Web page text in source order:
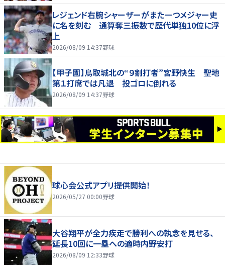
レジェンド右腕シャーザーがまた一つメジャー史
に名を刻む 通算奪三振数で歴代単独10位に浮
上
2026/08/09 14:37野球
【甲子園】鳥取城北の“９割打者”宮野快生 聖地
第１打席では凡退 投ゴロに倒れる
2026/08/09 14:37野球
球心会公式アプリ提供開始！
2026/05/27 00:00野球
大谷翔平が全力疾走で勝利への執念を見せる、
延長10回に一塁への適時内野安打
2026/08/09 12:33野球